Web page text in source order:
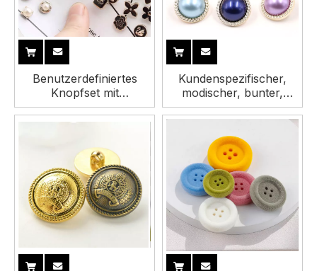
Benutzerdefiniertes
Knopfset mit
abnehmbarer
dekorativer Pin-
Kunststoffknopf für
Kleidung
Kundenspezifischer,
modischer, bunter,
runder Kunststoff-
Mantel-Perlen-
Ösenknopf im Vintage-
Stil f�